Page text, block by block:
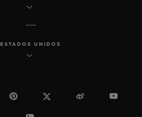
ESTADOS UNIDOS